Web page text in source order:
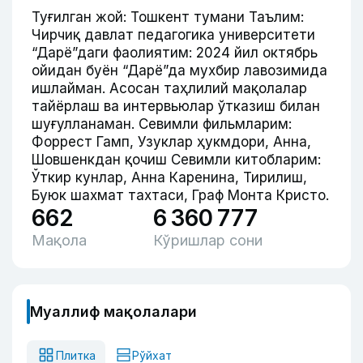
Туғилган жой: Тошкент тумани Таълим:
Чирчиқ давлат педагогика университети
“Дарё”даги фаолиятим: 2024 йил октябрь
ойидан буён “Дарё”да мухбир лавозимида
ишлайман. Асосан таҳлилий мақолалар
тайёрлаш ва интервьюлар ўтказиш билан
шуғулланаман. Севимли фильмларим:
Форрест Гамп, Узуклар ҳукмдори, Анна,
Шовшенкдан қочиш Севимли китобларим:
Ўткир кунлар, Анна Каренина, Тирилиш,
Буюк шахмат тахтаси, Граф Монта Кристо.
662
Мақола
6 360 777
Кўришлар сони
Муаллиф мақолалари
Плитка Рўйхат